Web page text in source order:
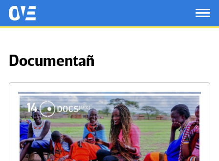
Saltar al contenido principal
OtrasVocesenEducacion.org
Documentañ